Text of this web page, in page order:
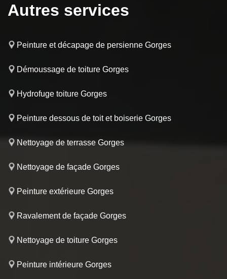
Autres services
Peinture et décapage de persienne Gorges
Démoussage de toiture Gorges
Hydrofuge toiture Gorges
Peinture dessous de toit et boiserie Gorges
Nettoyage de terrasse Gorges
Nettoyage de façade Gorges
Peinture extérieure Gorges
Ravalement de façade Gorges
Nettoyage de toiture Gorges
Peinture intérieure Gorges